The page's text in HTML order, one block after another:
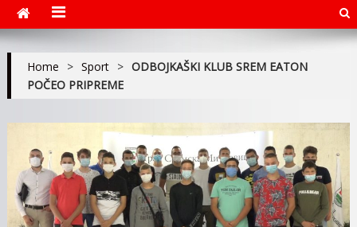
Home > Sport > ODBOJKAŠKI KLUB SREM EATON
POČEO PRIPREME